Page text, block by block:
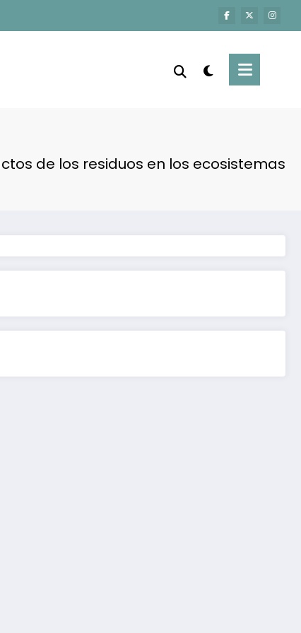
de los residuos en los ecosistemas